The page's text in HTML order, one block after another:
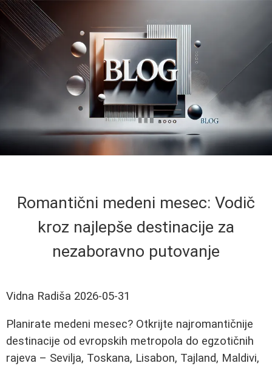
Romantični medeni mesec: Vodič
kroz najlepše destinacije za
nezaboravno putovanje
Vidna Radiša 2026-05-31
Planirate medeni mesec? Otkrijte najromantičnije
destinacije od evropskih metropola do egzotičnih
rajeva – Sevilja, Toskana, Lisabon, Tajland, Maldivi,